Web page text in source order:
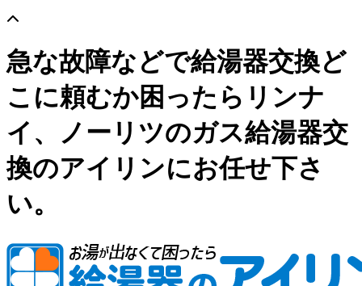
急な故障などで給湯器交換ど
こに頼むか困ったらリンナ
イ、ノーリツのガス給湯器交
換のアイリンにお任せ下さ
い。